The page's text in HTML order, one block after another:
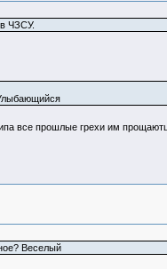
ЧЗСУ.
все прошлые грехи им
Веселый